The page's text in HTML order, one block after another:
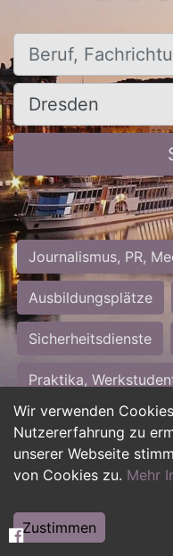
Wir verwenden
Nutzererfahrung zu
unserer Webseite
von Cookies zu. Mehr
Zustimmen
Beruf, Fachrichtung,
Ort, Stadt
Journalismus, PR,
Ausbildungsplätze
Sicherheitsdienste
Praktika,
Personalwesen
Hilfskräfte, Aushilfs-
Weiterbildung,